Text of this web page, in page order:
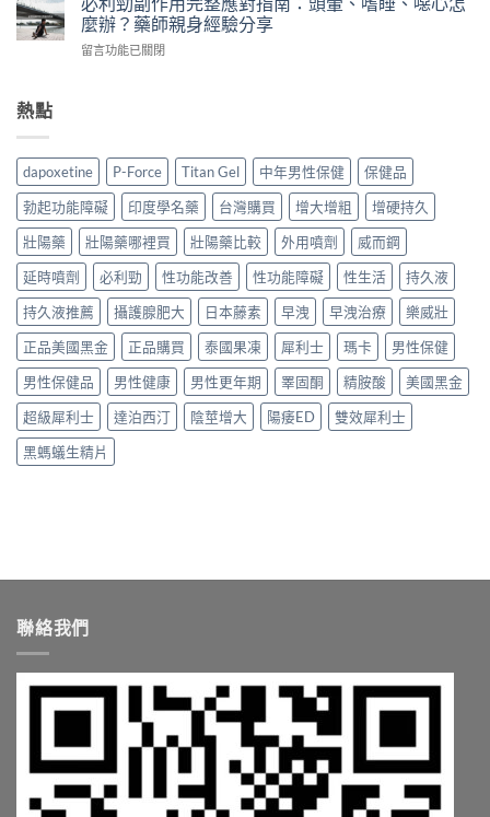
利
士、
必
藥，
哪
種
最
適
合
你？〉
中
行
情：
網
價
錢
與
購
買
管
一
次
講
清
楚〉
中
什
麼？
藥
勁
就
是
達
泊
西
汀，
劑
量
與
購
買
管
道
一
次
搞
西
汀
藥
師
解
析
台
灣
買
管
道
與
正
品
哪
裡
買〉
中
麼辦？藥師親身經驗分享
在
用
完
整
應
對
指
南：
頭
暈、
嗜
睡、
噁
心
怎
麼
辦？
藥
留言功能已關閉
熱點
dapoxetine P-Force Titan Gel 中年男性保健
保健品
勃起功能障礙
印度學名藥 台灣購買 增大增粗
增硬持久
壯陽藥
壯陽藥哪裡買 壯陽藥比較 外用噴劑
威而鋼
延時噴劑
必利勁 性功能改善 性功能障礙 性生活
持久液
持久液推薦
攝護腺肥大 日本藤素 早洩 早洩治療
樂威壯
正品美國黑金
正品購買 泰國果凍 犀利士 瑪卡
男性保健
男性保健品
男性健康 男性更年期 睪固酮 精胺酸
美國黑金
超級犀利士
達泊西汀 陰莖增大 陽痿ED
雙效犀利士
黑螞蟻生精片
聯絡我們